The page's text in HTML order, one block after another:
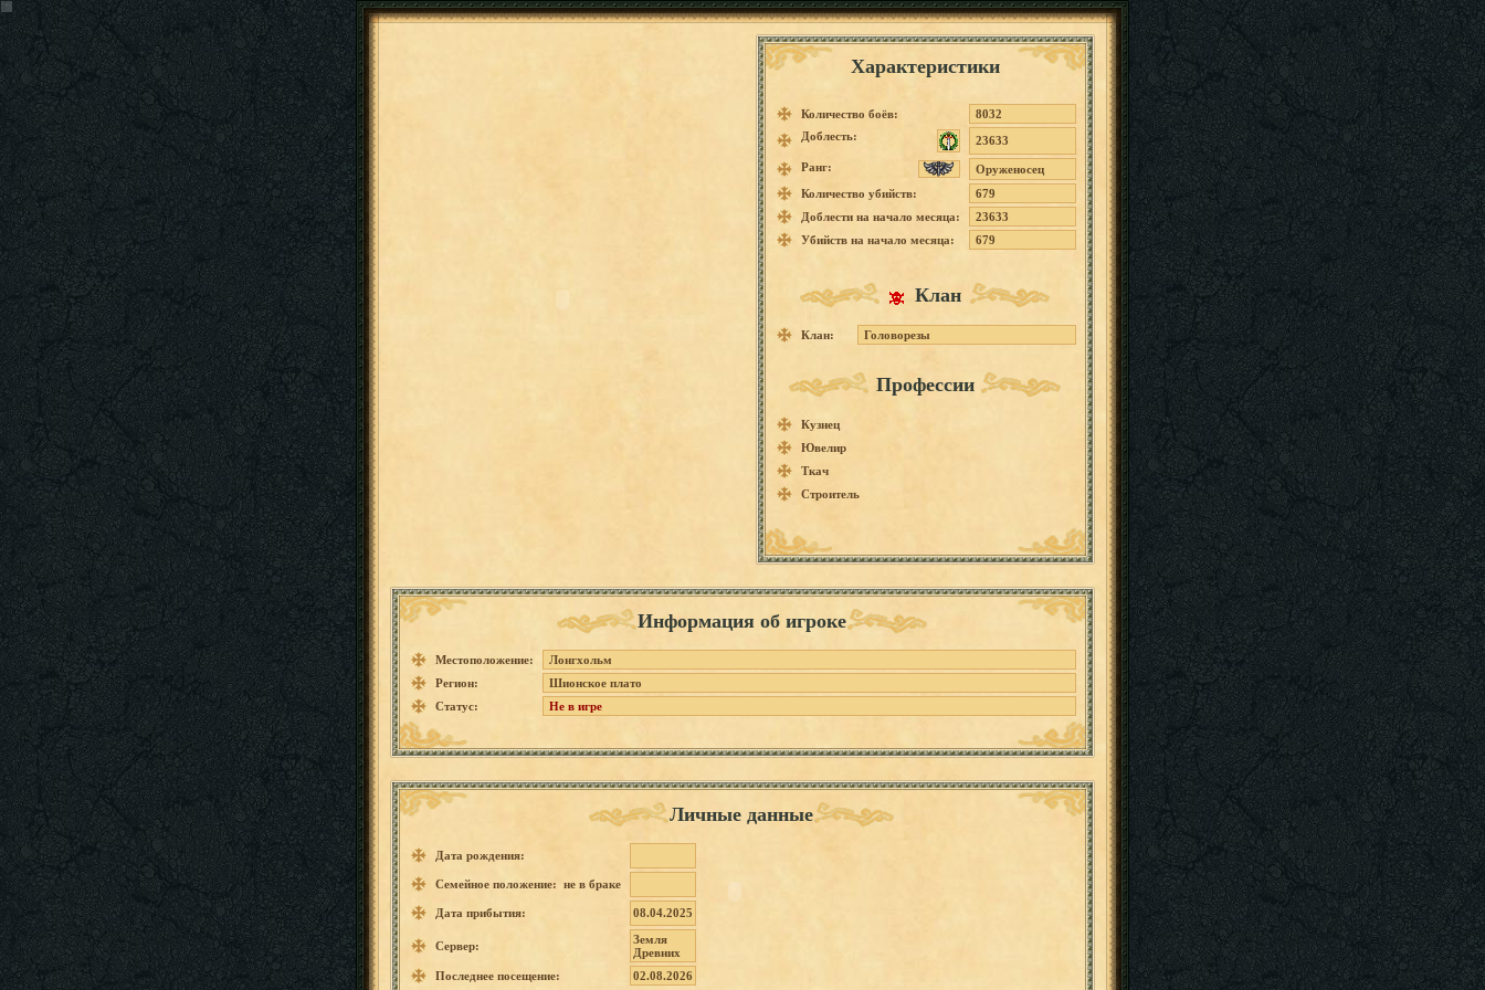
Характеристики
Количество боёв:
8032
Доблесть:
23633
Ранг:
Оруженосец
Количество убийств:
679
Доблести на начало месяца:
23633
Убийств на начало месяца:
679
Клан
Клан: Головорезы
Профессии
Кузнец
Ювелир
Ткач
Строитель
Информация об игроке
Местоположение:
Лонгхольм
Регион:
Шионское плато
Статус:
Не в игре
Личные данные
Дата рождения:
Семейное положение: не в браке
Дата прибытия: 08.04.2025
Сервер:
Земля
Древних
Последнее посещение:
02.08.2026